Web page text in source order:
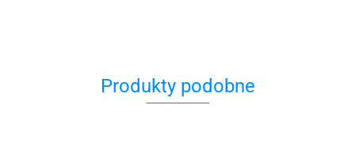
Produkty podobne